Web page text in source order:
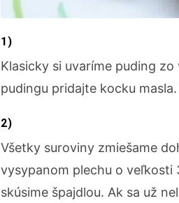
1)
Klasicky si uvaríme puding
pudingu pridajte kocku
2)
Všetky suroviny zmiešame
vysypanom plechu o veľkosti
skúsime špajdlou. Ak sa už